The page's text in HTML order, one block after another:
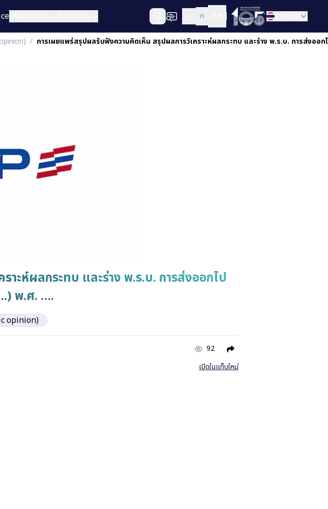
ก
/ การเผยแพร่สรุปผลรับฟังความคิดเห็น สรุปผลการวิเคราะห์ผลกระทบ และร่าง พ.ร.บ. การส่งอ
ะห์ผลกระทบ และร่าง พ.ร.บ. การส่งออกไป
..) พ.ศ. ….
opinion)
92
เปิดในแท็บใหม่